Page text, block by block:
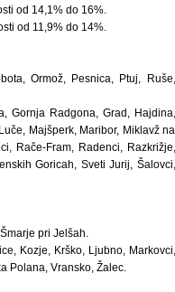
od 14,1% do 16%.
od 11,9% do 14%.
Ormož, Pesnica, Ptuj, Ruše,
Gornja Radgona, Grad, Hajdina,
Majšperk, Maribor, Miklavž na
Rače-Fram, Radenci, Razkrižje,
Goricah, Sveti Jurij, Šalovci,
pri Jelšah.
Kozje, Krško, Ljubno, Markovci,
Polana, Vransko, Žalec.